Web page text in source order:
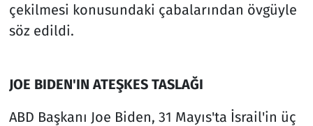
çekilmesi konusundaki çabalarından övgüyle
söz edildi.
JOE BIDEN'IN ATEŞKES TASLAĞI
ABD Başkanı Joe Biden, 31 Mayıs'ta İsrail'in üç